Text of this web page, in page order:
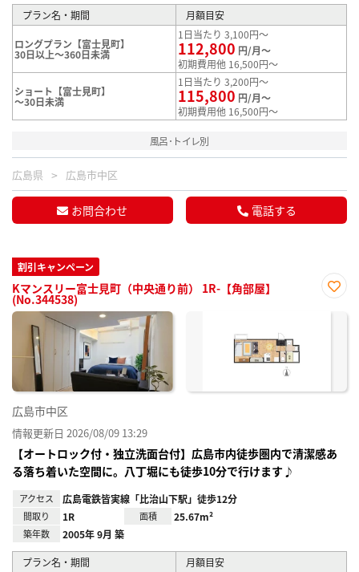
プラン名・期間 月額目安
ロングプラン【富士見町】
30日以上～360日未満
1日当たり 3,100円～
112,800 円/月～
初期費用他 16,500円～
ショート【富士見町】
～30日未満
1日当たり 3,200円～
115,800 円/月～
初期費用他 16,500円～
風呂･トイレ別
広島県 広島市中区
お問合わせ 電話する
割引キャンペーン
Kマンスリー富士見町（中央通り前） 1R-【角部屋】
(No.344538)
に入
広島市中区
情報更新日 2026/08/09 13:29
【オートロック付・独立洗面台付】広島市内徒歩圏内で清潔感あ
る落ち着いた空間に。八丁堀にも徒歩10分で行けます♪
アクセス 広島電鉄皆実線「比治山下駅」徒歩12分
間取り 1R 面積 25.67m²
築年数 2005年 9月 築
プラン名・期間 月額目安